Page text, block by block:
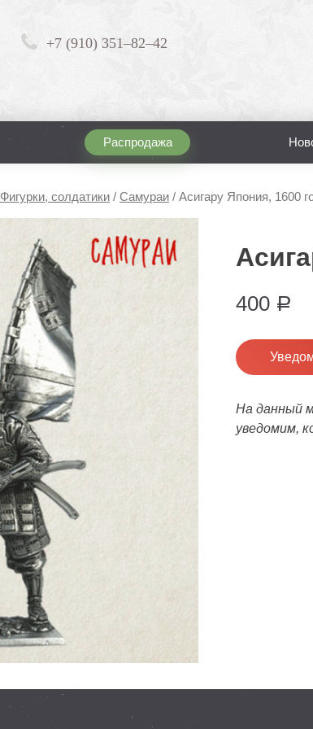
+7 (910) 351–82–42
Распродажа
Фигурки, солдатики / Самураи / Асигару Япония, 1600
400 Р
На данный
уведомим,